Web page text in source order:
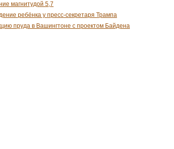
магнитудой 5,7
ребёнка у пресс-секретаря Трампа
пруда в Вашингтоне с проектом Байдена